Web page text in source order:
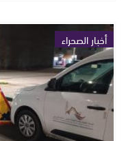
أخبار الصحراء